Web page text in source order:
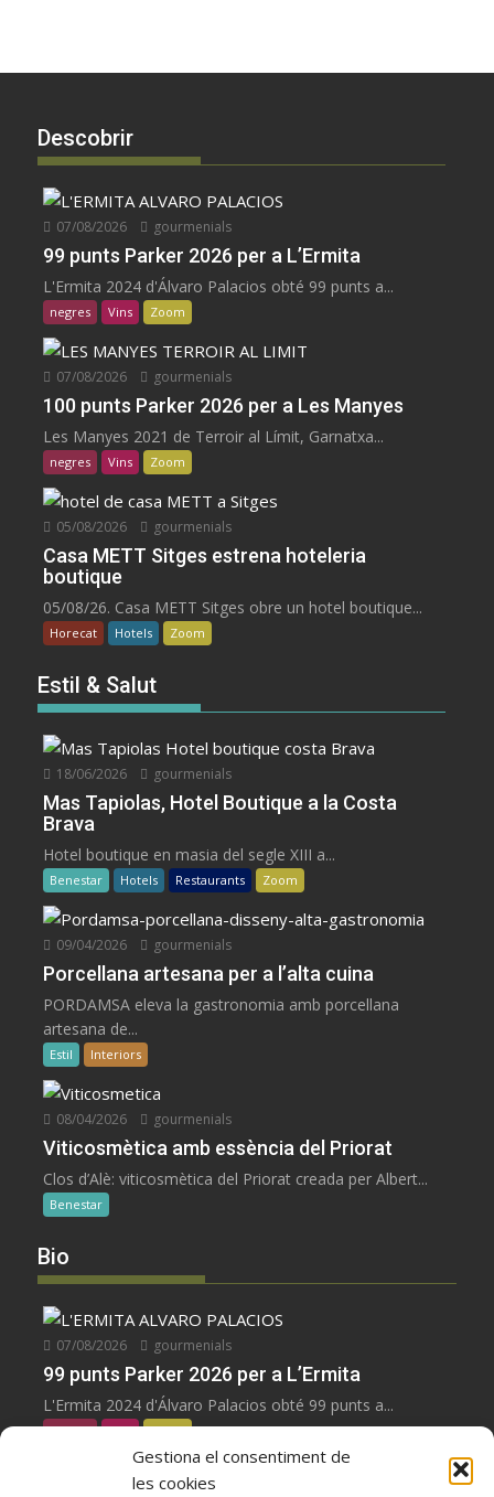
Gestiona el consentiment de
les cookies
Descobrir
07/08/2026 gourmenials
99 punts Parker 2026 per a L’Ermita
L'Ermita 2024 d'Álvaro Palacios obté 99 punts a...
negres Vins Zoom
07/08/2026 gourmenials
100 punts Parker 2026 per a Les Manyes
Les Manyes 2021 de Terroir al Límit, Garnatxa...
negres Vins Zoom
05/08/2026 gourmenials
Casa METT Sitges estrena hoteleria
boutique
05/08/26. Casa METT Sitges obre un hotel boutique...
Horecat Hotels Zoom
Estil & Salut
18/06/2026 gourmenials
Mas Tapiolas, Hotel Boutique a la Costa
Brava
Hotel boutique en masia del segle XIII a...
Benestar Hotels Restaurants Zoom
09/04/2026 gourmenials
Porcellana artesana per a l’alta cuina
PORDAMSA eleva la gastronomia amb porcellana
artesana de...
Estil Interiors
08/04/2026 gourmenials
Viticosmètica amb essència del Priorat
Clos d’Alè: viticosmètica del Priorat creada per Albert...
Benestar
Bio
07/08/2026 gourmenials
99 punts Parker 2026 per a L’Ermita
L'Ermita 2024 d'Álvaro Palacios obté 99 punts a...
negres Vins Zoom